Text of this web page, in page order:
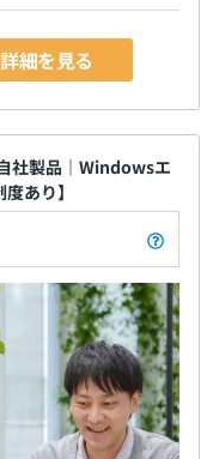
詳細を見る
社製品｜Windowsエ
あり】